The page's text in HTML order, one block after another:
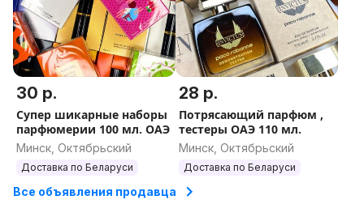
30 р.
Супер шикарные наборы
парфюмерии 100 мл. ОАЭ
Минск, Октябрьский
Доставка по Беларуси
28 р.
Потрясающий парфюм ,
тестеры ОАЭ 110 мл.
Минск, Октябрьский
Доставка по Беларуси
Все объявления продавца